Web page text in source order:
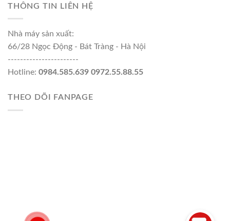
THÔNG TIN LIÊN HỆ
Nhà máy sản xuất:
66/28 Ngọc Động - Bát Tràng - Hà Nội
-----------------------
Hotline: 0984.585.639 0972.55.88.55
THEO DÕI FANPAGE